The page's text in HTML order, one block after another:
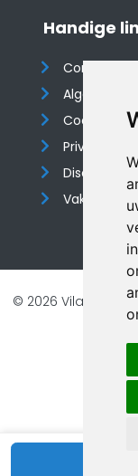
Handige
Contact
Algemene
Disclaimer
© 2026 Vilando